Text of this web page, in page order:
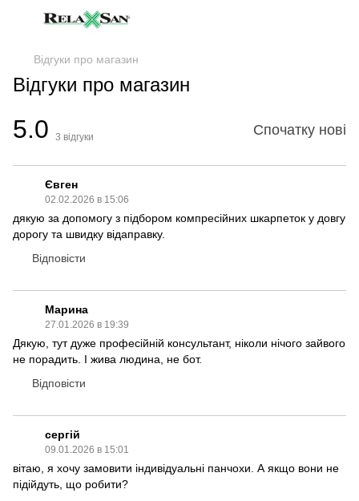
Відгуки про магазин
Відгуки про магазин
5.0 3 відгуки Спочатку нові
Євген
02.02.2026 в 15:06
дякую за допомогу з підбором компресійних шкарпеток у довгу
дорогу та швидку відаправку.
Відповісти
Марина
27.01.2026 в 19:39
Дякую, тут дуже професійній консультант, ніколи нічого зайвого
не порадить. І жива людина, не бот.
Відповісти
сергій
09.01.2026 в 15:01
вітаю, я хочу замовити індивідуальні панчохи. А якщо вони не
підійдуть, що робити?